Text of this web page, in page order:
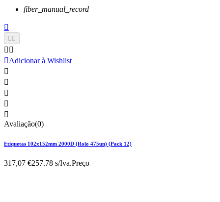
fiber_manual_record

 
 
Adicionar à Wishlist





Avaliação(0)
Etiquetas 102x152mm 2000D (Rolo 475un) (Pack 12)
317,07 €257.78 s/Iva.Preço